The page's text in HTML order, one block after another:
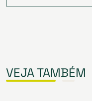
VEJA TAMBÉM